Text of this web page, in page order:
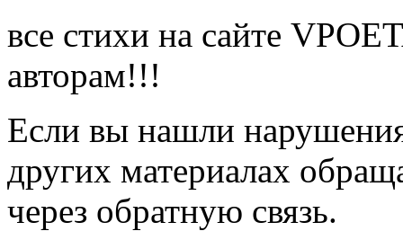
все стихи на сайте
авторам!!!
Если вы нашли
других материалах
через обратную связь.